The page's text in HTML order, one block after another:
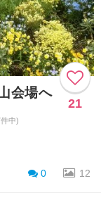
会場へ
21
中)
0 12